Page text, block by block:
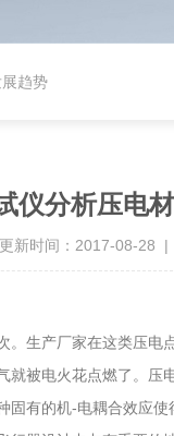
趋势
仪分析压电
更新时间：2017-08-28 |
产厂家在这类压电
被电火花点燃了。压
的机-电耦合效应